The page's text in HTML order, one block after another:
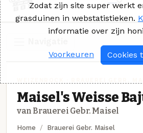
Maisel's Weisse
van Brauerei Gebr. Maisel
Home
Brauerei Gebr. Maisel
Zodat zijn site super werkt
grasduinen in webstatistieken.
informatie over zijn
Voorkeuren Cookies